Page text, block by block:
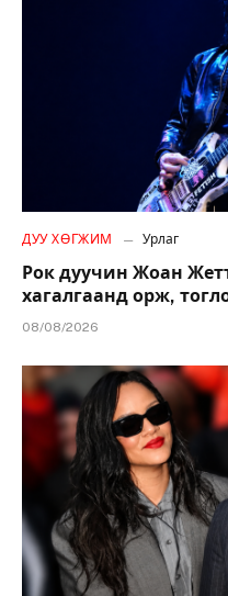
ДУУ ХӨГЖИМ Урлаг
Рок дуучин Жоан
хагалгаанд орж,
08/08/2026